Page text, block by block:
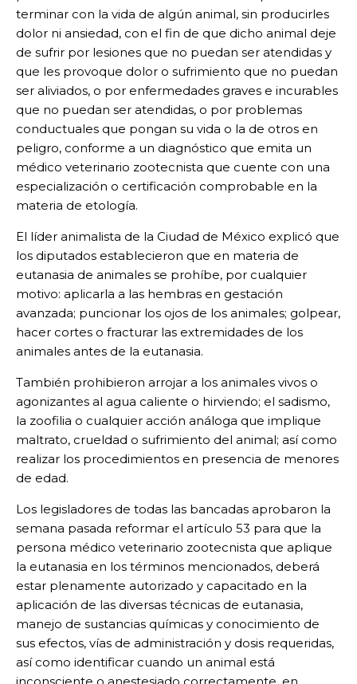
terminar con la vida de algún animal, sin producirles
dolor ni ansiedad, con el fin de que dicho animal deje
de sufrir por lesiones que no puedan ser atendidas y
que les provoque dolor o sufrimiento que no puedan
ser aliviados, o por enfermedades graves e incurables
que no puedan ser atendidas, o por problemas
conductuales que pongan su vida o la de otros en
peligro, conforme a un diagnóstico que emita un
médico veterinario zootecnista que cuente con una
especialización o certificación comprobable en la
materia de etología.
El líder animalista de la Ciudad de México explicó que
los diputados establecieron que en materia de
eutanasia de animales se prohíbe, por cualquier
motivo: aplicarla a las hembras en gestación
avanzada; puncionar los ojos de los animales; golpear,
hacer cortes o fracturar las extremidades de los
animales antes de la eutanasia.
También prohibieron arrojar a los animales vivos o
agonizantes al agua caliente o hirviendo; el sadismo,
la zoofilia o cualquier acción análoga que implique
maltrato, crueldad o sufrimiento del animal; así como
realizar los procedimientos en presencia de menores
de edad.
Los legisladores de todas las bancadas aprobaron la
semana pasada reformar el artículo 53 para que la
persona médico veterinario zootecnista que aplique
la eutanasia en los términos mencionados, deberá
estar plenamente autorizado y capacitado en la
aplicación de las diversas técnicas de eutanasia,
manejo de sustancias químicas y conocimiento de
sus efectos, vías de administración y dosis requeridas,
así como identificar cuando un animal está